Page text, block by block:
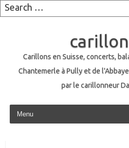
Carillons en Suisse, concerts,
Chantemerle à Pully et de
par le carillonneur
Skip to content